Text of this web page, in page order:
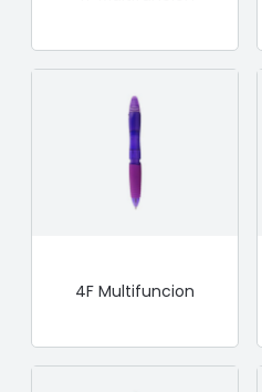
4F Multifuncion